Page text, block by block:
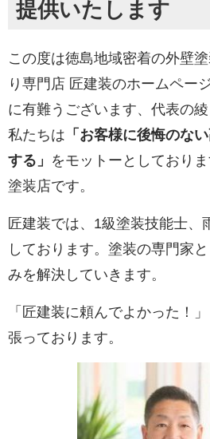
/home/kaitaiweb2/
on line111
on
提供いたします
この度は徳島地域密着の外壁
り専門店 匠建装のホームペー
に有難うございます、代表の綾
私たちは 「お客様に後悔のな
する」 をモットーとしており
塗装店です。
匠建装では、1級塗装技能士、
しております。塗装の専門家
みを解決していきます。
「匠建装に頼んでよかった！
張っております。